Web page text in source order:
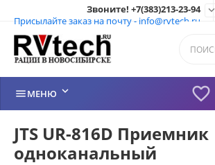
Звоните! +7(383)213-23-94
Присылайте заказ на почту - info@rvtech.ru


МЕНЮ 
JTS UR-816D Приемник
одноканальный